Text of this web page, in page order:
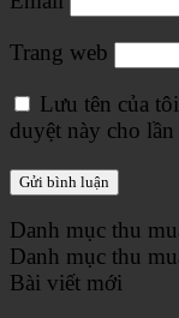
Trang web
Lưu tên của
duyệt này cho
Danh mục thu
Danh mục thu
Bài viết mới